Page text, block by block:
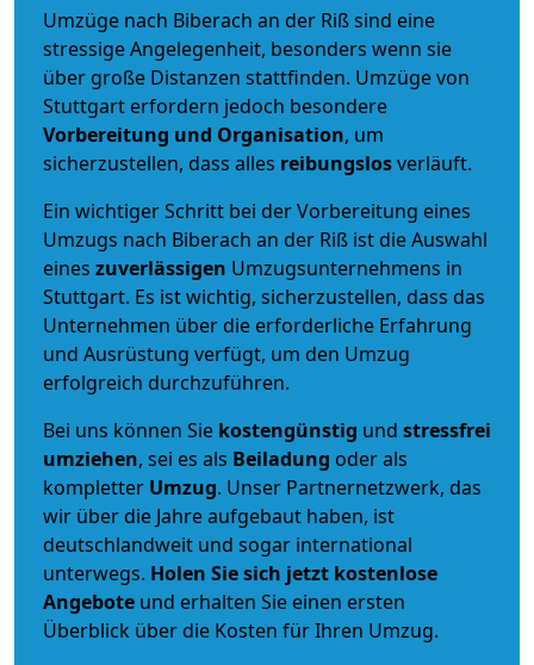
Umzüge nach Biberach an der Riß sind eine
stressige Angelegenheit, besonders wenn sie
über große Distanzen stattfinden. Umzüge von
Stuttgart erfordern jedoch besondere
Vorbereitung und Organisation, um
sicherzustellen, dass alles reibungslosverläuft.
Ein wichtiger Schritt bei der Vorbereitung eines
Umzugs nach Biberach an der Riß ist die Auswahl
eines zuverlässigen Umzugsunternehmens in
Stuttgart. Es ist wichtig, sicherzustellen, dass das
Unternehmen über die erforderliche Erfahrung
und Ausrüstung verfügt, um den Umzug
erfolgreich durchzuführen.
Bei uns können Sie kostengünstig und stressfrei
umziehen, sei es als Beiladung oder als
kompletter Umzug. Unser Partnernetzwerk, das
wir über die Jahre aufgebaut haben, ist
deutschlandweit und sogar international
unterwegs. Holen Sie sich jetzt kostenlose
Angebote und erhalten Sie einen ersten
Überblick über die Kosten für Ihren Umzug.